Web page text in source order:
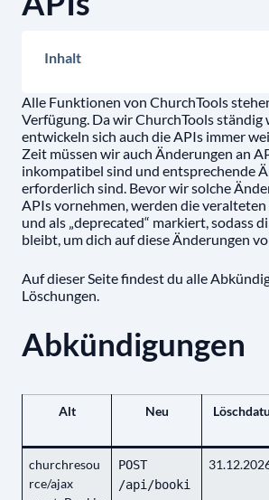
Inhalt
Alle Funktionen von ChurchTools
Verfügung. Da wir ChurchTools
entwickeln sich auch die APIs immer
Zeit müssen wir auch Änderungen an
inkompatibel sind und entsprechende
erforderlich sind. Bevor wir solche
APIs vornehmen, werden die
und als „deprecated“ markiert, sodass
bleibt, um dich auf diese Änderungen
Auf dieser Seite findest du alle
Löschungen.
Abkündigungen
Alt Neu
churchresou
rce/ajax
POST
/api/booki